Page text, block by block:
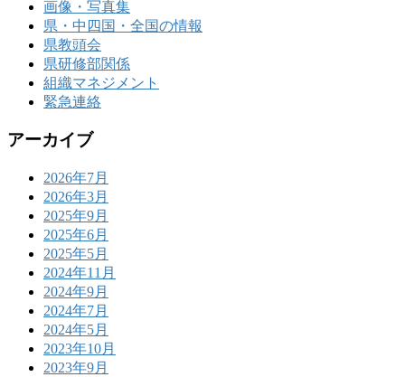
画像・写真集
県・中四国・全国の情報
県教頭会
県研修部関係
組織マネジメント
緊急連絡
アーカイブ
2026年7月
2026年3月
2025年9月
2025年6月
2025年5月
2024年11月
2024年9月
2024年7月
2024年5月
2023年10月
2023年9月